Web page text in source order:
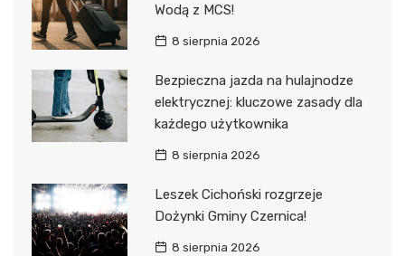
Wodą z MCS!
8 sierpnia 2026
Bezpieczna jazda na hulajnodze
elektrycznej: kluczowe zasady dla
każdego użytkownika
8 sierpnia 2026
Leszek Cichoński rozgrzeje
Dożynki Gminy Czernica!
8 sierpnia 2026